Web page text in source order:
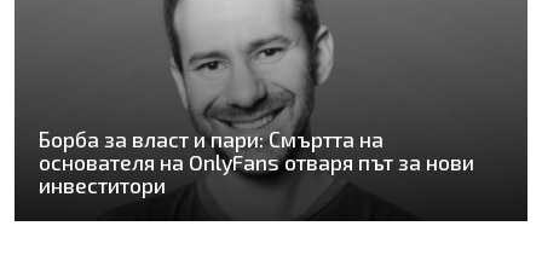
Борба за власт и пари: Смъртта на
основателя на OnlyFans отваря път за нови
инвеститори